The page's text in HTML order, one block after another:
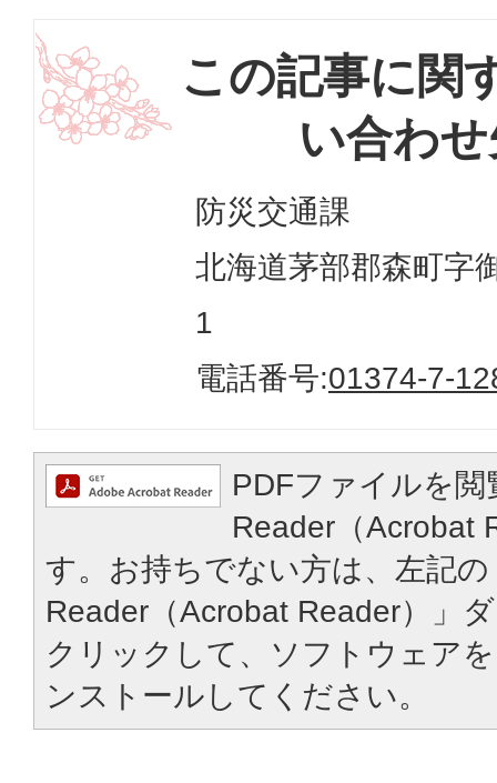
この記事に関
い合わ
防災交通課
北海道茅部郡森町字
1
電話番号:01374-7-
PDFファイルを
Reader（Acrobat
す。お持ちでない方は、左記
Reader（Acrobat Reader）」
クリックして、ソフトウェア
ンストールしてください。